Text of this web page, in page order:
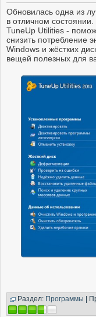
Обновилась одна из
в отличном состоянии.
TuneUp Utilities -
снизить потребление
Windows и жёстких
вещей полезных для
Раздел: Программы |